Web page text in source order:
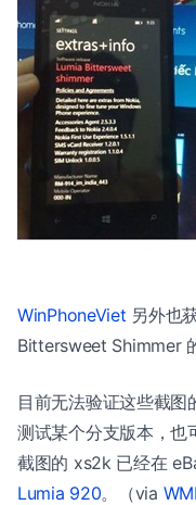
WinPhoneViet 另外也
Bittersweet Shimmer
目前无法验证这些截
测试某个分支版本，也
截图的 xs2k 已经在
Lumia 920。（via